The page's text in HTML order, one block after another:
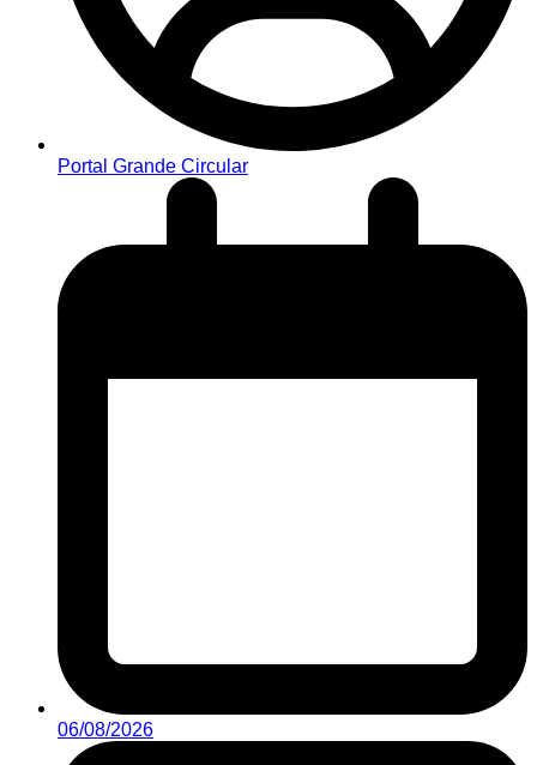
Portal Grande Circular
06/08/2026